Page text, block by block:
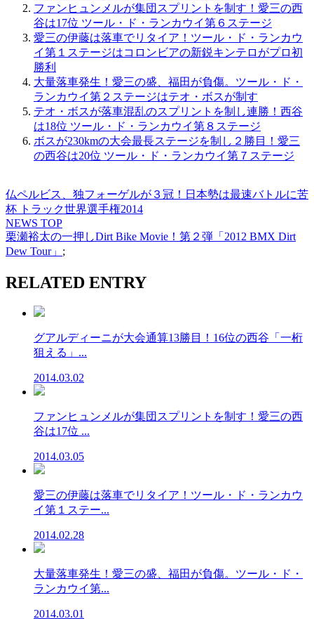
ファンヒュンメルが集団スプリントを制す！愛三の西
谷は17位 ツール・ド・ランカウイ第６ステージ
愛三の伊藤は落車でリタイア！ツール・ド・ランカウ
イ第１ステージはコロンビアの新鋭キンテロがプロ初
勝利
大量落車発生！愛三の盛、福田が負傷。ツール・ド・
ランカウイ第２ステージはテオ・ボスが制す
テオ・ボスが落車混乱のスプリントを制し連勝！西谷
は18位 ツール・ド・ランカウイ第８ステージ
ボスが230kmの大会最長ステージを制し２勝目！愛三
の西谷は20位 ツール・ド・ランカウイ第７ステージ
仏ペルビス、独フォーゲルが３冠！日本勢は最速バトルに苦
杯 トラック世界選手権2014
NEWS TOP
栗瀬裕太の一押しDirt Bike Movie！第２弾「2012 BMX Dirt
Dew Tour」 ;
RELATED ENTRY
グアルディーニが大会通算13勝目！16位の西谷「一桁
狙える」...
2014.03.02
ファンヒュンメルが集団スプリントを制す！愛三の西
谷は17位 ...
2014.03.05
愛三の伊藤は落車でリタイア！ツール・ド・ランカウ
イ第１ステー...
2014.02.28
大量落車発生！愛三の盛、福田が負傷。ツール・ド・
ランカウイ第...
2014.03.01